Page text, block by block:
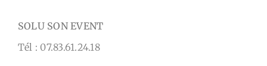
SOLU SON EVENT
Tél : 07.83.61.24.18